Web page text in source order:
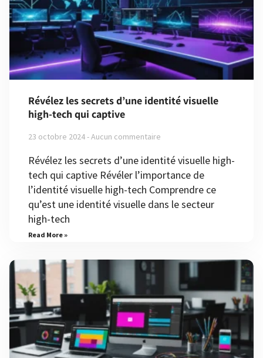
Révélez les secrets d’une identité visuelle
high-tech qui captive
23 octobre 2024 Aucun commentaire
Révélez les secrets d’une identité visuelle high-
tech qui captive Révéler l’importance de
l’identité visuelle high-tech Comprendre ce
qu’est une identité visuelle dans le secteur
high-tech
Read More »